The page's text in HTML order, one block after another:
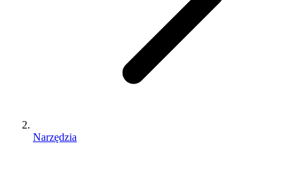
Narzędzia